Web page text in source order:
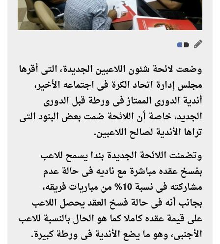
وضعت لائحة شئون اللاعبين الجديدة، التى أقرها
مجلس إدارة اتحاد الكرة فى اجتماعه الأخير،
أندية الدورى الممتاز فى ورطة قبل الدورى
الجديد، خاصة أن اللائحة ضمت بعض البنود التى
تراها الأندية لصالح اللاعبين.
وتضمنت اللائحة الجديدة بندا يسمح للاعب
بفسخ عقده مباشرة مع ناديه فى حالة عدم
مشاركته فى نسبة 10% من مباريات فريقه،
بجانب أنه فى حالة فسخ العقد يحصل اللاعب
على قيمة عقده كاملا كما هو الحال بالنسبة للاعب
الأجنبى، وهو ما يضع الأندية فى ورطة كبيرة.